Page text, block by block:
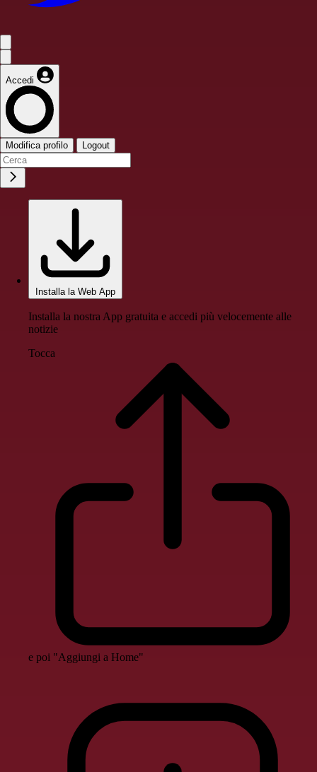
Accedi
Modifica profilo Logout
Installa la Web App
Installa la nostra App gratuita e accedi più velocemente alle
notizie
Tocca
e poi "Aggiungi a Home"